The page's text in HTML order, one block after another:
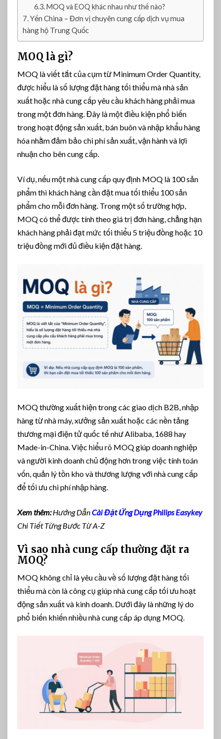
V
à
h
H
à
g
MOQ và EOQ khác nhau như thế nào?
Yến China – Đơn vị chuyên cung cấp dịch vụ mua
hàng hộ Trung Quốc
MOQ là gì?
MOQ là viết tắt của cụm từ Minimum Order Quantity,
được hiểu là số lượng đặt hàng tối thiểu mà nhà sản
xuất hoặc nhà cung cấp yêu cầu khách hàng phải mua
trong một đơn hàng. Đây là một điều kiện phổ biến
trong hoạt động sản xuất, bán buôn và nhập khẩu hàng
hóa nhằm đảm bảo chi phí sản xuất, vận hành và lợi
nhuận cho bên cung cấp.
Ví dụ, nếu một nhà cung cấp quy định MOQ là 100 sản
phẩm thì khách hàng cần đặt mua tối thiểu 100 sản
phẩm cho mỗi đơn hàng. Trong một số trường hợp,
MOQ có thể được tính theo giá trị đơn hàng, chẳng hạn
khách hàng phải đạt mức tối thiểu 5 triệu đồng hoặc 10
triệu đồng mới đủ điều kiện đặt hàng.
MOQ thường xuất hiện trong các giao dịch B2B, nhập
hàng từ nhà máy, xưởng sản xuất hoặc các nền tảng
thương mại điện tử quốc tế như Alibaba, 1688 hay
Made-in-China. Việc hiểu rõ MOQ giúp doanh nghiệp
và người kinh doanh chủ động hơn trong việc tính toán
vốn, quản lý tồn kho và thương lượng với nhà cung cấp
để tối ưu chi phí nhập hàng.
Xem thêm:Hướng DẫnCài Đặt Ứng Dụng Philips Easykey
Chi Tiết Từng Bước Từ A-Z
Vì sao nhà cung cấp thường đặt ra
MOQ?
MOQ không chỉ là yêu cầu về số lượng đặt hàng tối
thiểu mà còn là công cụ giúp nhà cung cấp tối ưu hoạt
động sản xuất và kinh doanh. Dưới đây là những lý do
phổ biến khiến nhiều nhà cung cấp áp dụng MOQ.